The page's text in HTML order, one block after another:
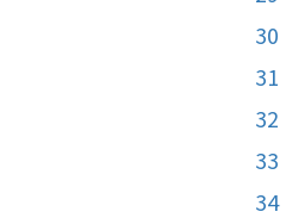
30
31
32
33
34